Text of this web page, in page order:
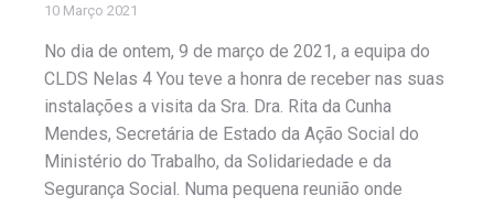
10 Março 2021
No dia de ontem, 9 de março de 2021, a equipa do
CLDS Nelas 4 You teve a honra de receber nas suas
instalações a visita da Sra. Dra. Rita da Cunha
Mendes, Secretária de Estado da Ação Social do
Ministério do Trabalho, da Solidariedade e da
Segurança Social. Numa pequena reunião onde